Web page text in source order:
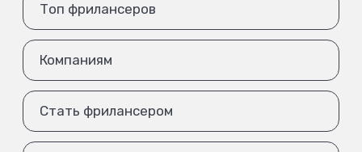
Топ фрилансеров
Компаниям
Стать фрилансером